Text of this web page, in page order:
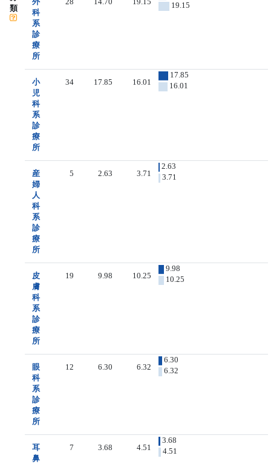
類
科
系
診
療
所
19.15
小
児
科
系
診
療
所
34 17.85 16.01
17.85
16.01
産
婦
人
科
系
診
療
所
5 2.63 3.71
2.63
3.71
皮
膚
科
系
診
療
所
19 9.98 10.25
9.98
10.25
眼
科
系
診
療
所
12 6.30 6.32
6.30
6.32
耳
鼻
7 3.68 4.51
3.68
4.51